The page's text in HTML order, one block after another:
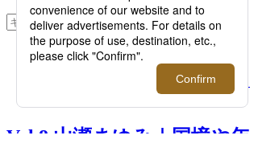
検索
TOP
Vol.8 山瀬まゆみ｜国境や年齢を超え
る、かくも美しき色の世界
Vol.8 山瀬まゆみ｜国境や年